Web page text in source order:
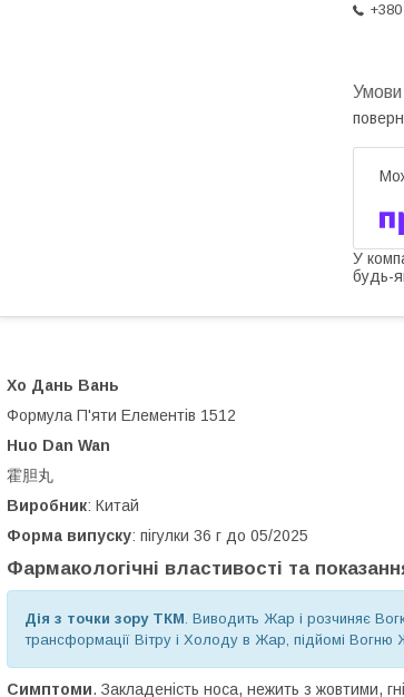
У
будь-
Хо Дань Вань
Формула П'яти Елементів 1512
Huo Dan Wan
霍胆丸
Виробник: Китай
Форма випуску: пігулки 36 г до 05/2025
Фармакологічні властивості та
Дія з точки зору ТКМ . Виводить Жар і розчиняє
трансформації Вітру і Холоду в Жар, підйомі Вогню
Симптоми. Закладеність носа, нежить з жовтими,